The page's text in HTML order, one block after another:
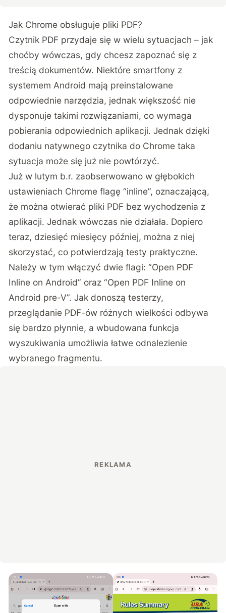
Jak Chrome obsługuje pliki PDF?
Czytnik PDF przydaje się w wielu sytuacjach – jak
choćby wówczas, gdy chcesz zapoznać się z
treścią dokumentów. Niektóre smartfony z
systemem Android mają preinstalowane
odpowiednie narzędzia, jednak większość nie
dysponuje takimi rozwiązaniami, co wymaga
pobierania odpowiednich aplikacji. Jednak dzięki
dodaniu natywnego czytnika do Chrome taka
sytuacja może się już nie powtórzyć.
Już w lutym b.r. zaobserwowano w głębokich
ustawieniach Chrome flagę “inline”, oznaczającą,
że można otwierać pliki PDF bez wychodzenia z
aplikacji. Jednak wówczas nie działała. Dopiero
teraz, dziesięć miesięcy później, można z niej
skorzystać, co potwierdzają testy praktyczne.
Należy w tym włączyć dwie flagi: “Open PDF
Inline on Android” oraz “Open PDF Inline on
Android pre-V”. Jak donoszą testerzy,
przeglądanie PDF-ów różnych wielkości odbywa
się bardzo płynnie, a wbudowana funkcja
wyszukiwania umożliwia łatwe odnalezienie
wybranego fragmentu.